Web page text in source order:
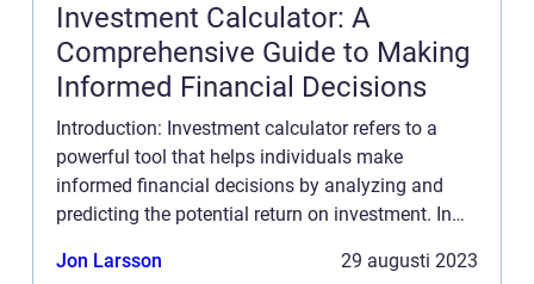
Investment Calculator: A
Comprehensive Guide to Making
Informed Financial Decisions
Introduction: Investment calculator refers to a
powerful tool that helps individuals make
informed financial decisions by analyzing and
predicting the potential return on investment. In
overview of i...
Jon Larsson 29 augusti 2023